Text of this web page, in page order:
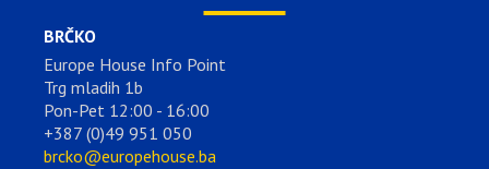
BRČKO
Europe House Info Point
Trg mladih 1b
Pon-Pet 12:00 - 16:00
+387 (0)49 951 050
brcko@europehouse.ba